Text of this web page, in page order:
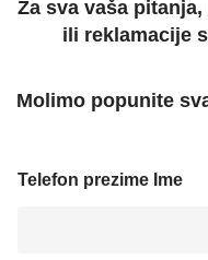
Za sva vaša
ili reklamacije
Molimo popunite
Telefon prezime Ime